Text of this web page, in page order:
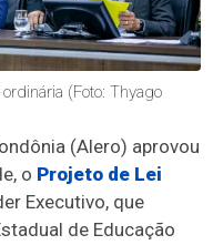
(Foto: Thyago
(Alero) aprovou
o Projeto de Lei
Executivo, que
de Educação